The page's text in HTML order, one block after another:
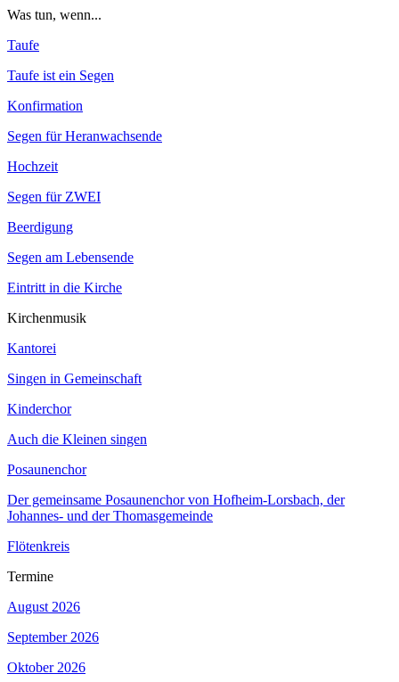
Was tun, wenn...
Taufe
Taufe ist ein Segen
Konfirmation
Segen für Heranwachsende
Hochzeit
Segen für ZWEI
Beerdigung
Segen am Lebensende
Eintritt in die Kirche
Kirchenmusik
Kantorei
Singen in Gemeinschaft
Kinderchor
Auch die Kleinen singen
Posaunenchor
Der gemeinsame Posaunenchor von Hofheim-Lorsbach, der
Johannes- und der Thomasgemeinde
Flötenkreis
Termine
August 2026
September 2026
Oktober 2026